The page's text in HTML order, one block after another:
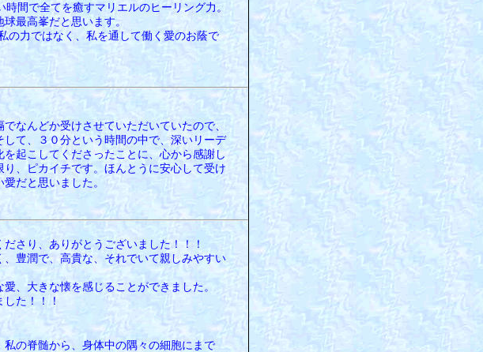
間で全てを癒すマリエルのヒーリング力。
最高峯だと思います。
の力ではなく、私を通して働く愛のお蔭で
なんどか受けさせていただいていたので、
して、３０分という時間の中で、深いリーデ
を起こしてくださったことに、心から感謝し
、ピカイチです。ほんとうに安心して受け
だと思いました。
さり、ありがとうございました！！！
、豊潤で、高貴な、それでいて親しみやすい
、大きな懐を感じることができました。
た！！！
の脊髄から、身体中の隅々の細胞にまで